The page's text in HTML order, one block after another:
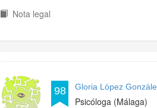
Nota legal
98 Gloria López
Psicóloga (Málaga)